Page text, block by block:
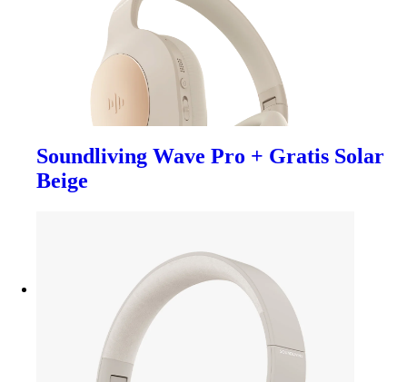
Soundliving Wave Pro + Gratis Solar
Beige